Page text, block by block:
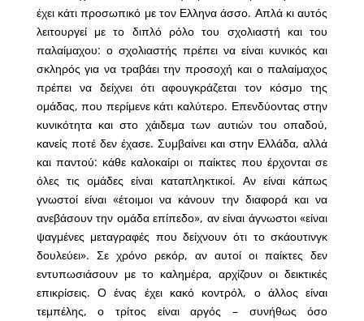
έχει κάτι προσωπικό με τον Ελληνα άσσο. Απλά κι αυτός
λειτουργεί με το διπλό ρόλο του σχολιαστή και του
παλαίμαχου: ο σχολιαστής πρέπει να είναι κυνικός και
σκληρός για να τραβάει την προσοχή και ο παλαίμαχος
πρέπει να δείχνει ότι αφουγκράζεται τον κόσμο της
ομάδας, που περίμενε κάτι καλύτερο. Επενδύοντας στην
κυνικότητα και στο χάιδεμα των αυτιών του οπαδού,
κανείς ποτέ δεν έχασε. Συμβαίνει και στην Ελλάδα, αλλά
και παντού: κάθε καλοκαίρι οι παίκτες που έρχονται σε
όλες τις ομάδες είναι καταπληκτικοί. Αν είναι κάπως
γνωστοί είναι «έτοιμοι να κάνουν την διαφορά και να
ανεβάσουν την ομάδα επίπεδο», αν είναι άγνωστοι «είναι
ψαγμένες μεταγραφές που δείχνουν ότι το σκάουτινγκ
δουλεύει». Σε χρόνο ρεκόρ, αν αυτοί οι παίκτες δεν
εντυπωσιάσουν με το καλημέρα, αρχίζουν οι δεικτικές
επικρίσεις. Ο ένας έχει κακό κοντρόλ, ο άλλος είναι
τεμπέλης, ο τρίτος είναι αργός – συνήθως όσο